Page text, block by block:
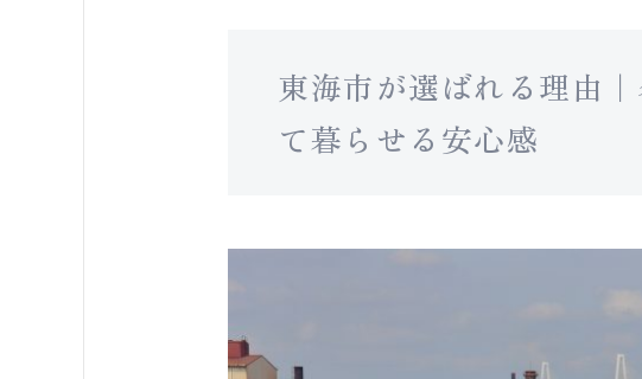
東海市が選ばれる理由
て暮らせる安心感